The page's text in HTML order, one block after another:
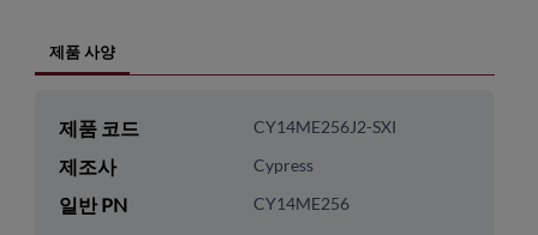
제품 사양
제품 코드 CY14ME256J2-SXI
제조사 Cypress
일반 PN CY14ME256